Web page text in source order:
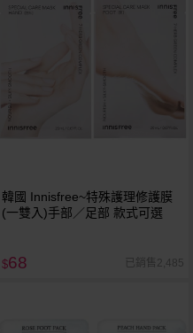
韓國 Innisfree~特殊護理修護膜
(一雙入)手部／足部 款式可選
$68 已銷售2,485